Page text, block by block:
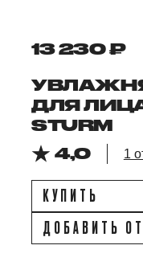
13 230 ₽
ДЛЯ
STURM
4,0
1
КУПИТЬ
ДОБАВИТЬ